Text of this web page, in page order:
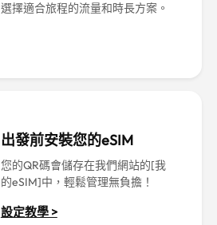
選擇適合旅程的流量和時長方案。
出發前安裝您的eSIM
您的QR碼會儲存在我們網站的[我
的eSIM]中，輕鬆管理無負擔！
設定教學 >